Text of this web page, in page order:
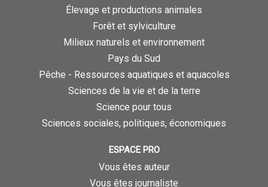
Élevage et productions animales
Forêt et sylviculture
Milieux naturels et environnement
Pays du Sud
Pêche - Ressources aquatiques et aquacoles
Sciences de la vie et de la terre
Science pour tous
Sciences sociales, politiques, économiques
ESPACE PRO
Vous êtes auteur
Vous êtes journaliste